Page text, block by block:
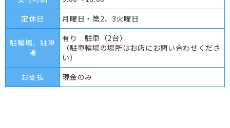
定休日
月曜日・第2、3火曜日
駐輪場、駐車
場
有り 駐車（2台）
（駐車輪場の場所はお店にお問い合わせくださ
い）
お支払
現金のみ